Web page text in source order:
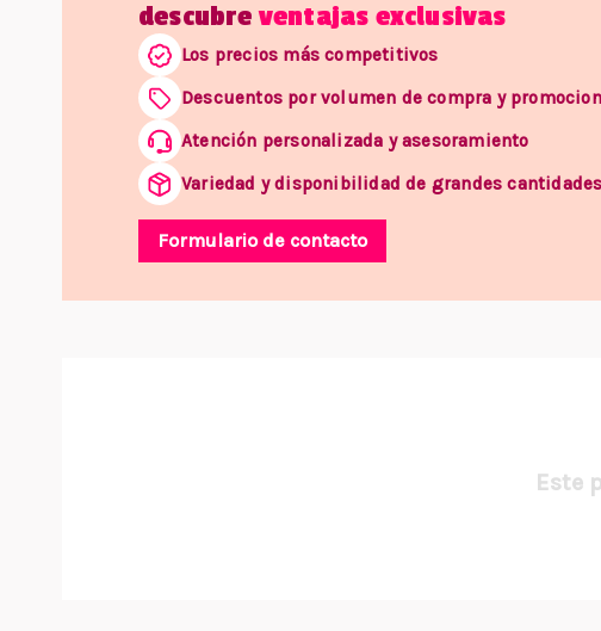
descubreventajas exclusivas
Los precios más competitivos
Descuentos por volumen de compra y
Atención personalizada y asesoramiento
Variedad y disponibilidad de grandes cantidades
Formulario de contacto
Este